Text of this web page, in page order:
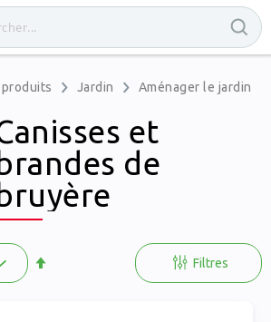
produits Jardin Aménager le jardin
et
brandes de
bruyère
Filtres